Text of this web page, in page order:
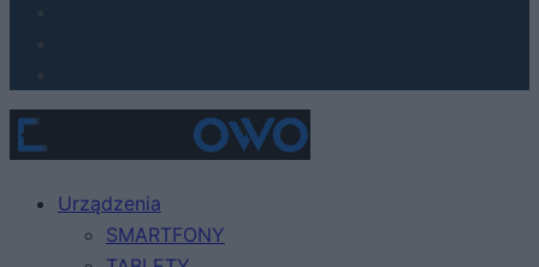
Urządzenia
SMARTFONY